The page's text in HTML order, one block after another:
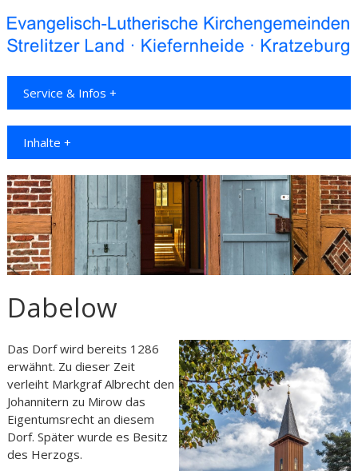
Service & Infos +
Inhalte +
Dabelow
Das Dorf wird bereits 1286
erwähnt. Zu dieser Zeit
verleiht Markgraf Albrecht den
Johannitern zu Mirow das
Eigentumsrecht an diesem
Dorf. Später wurde es Besitz
des Herzogs.